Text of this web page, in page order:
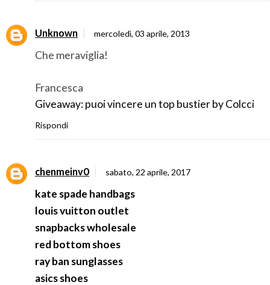
Unknown mercoledì, 03 aprile, 2013
Che meraviglia!
Francesca
Giveaway: puoi vincere un top bustier by Colcci
Rispondi
chenmeinv0 sabato, 22 aprile, 2017
kate spade handbags
louis vuitton outlet
snapbacks wholesale
red bottom shoes
ray ban sunglasses
asics shoes